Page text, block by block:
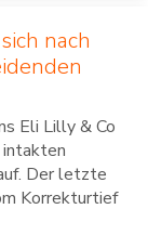
nach
Eli Lilly & Co
Der letzte
Korrekturtief